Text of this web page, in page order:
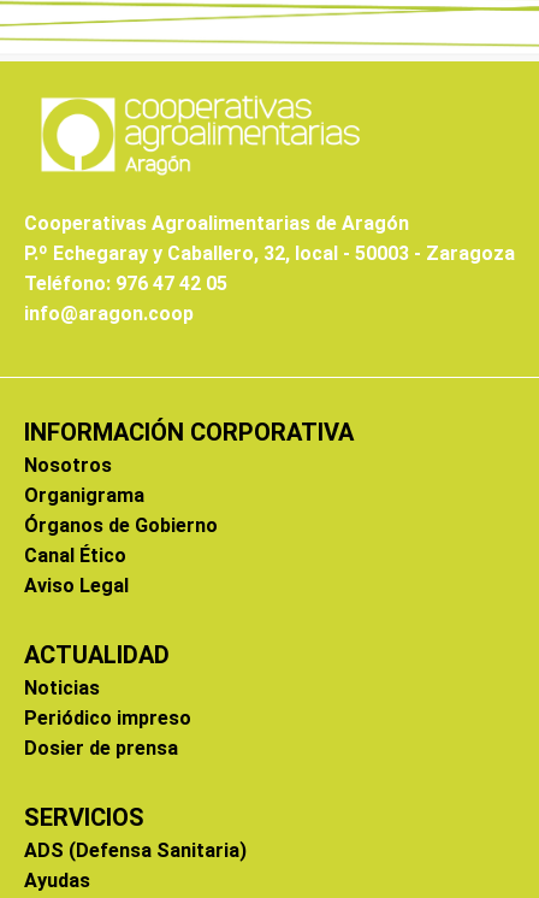
Cooperativas Agroalimentarias de Aragón
P.º Echegaray y Caballero, 32, local - 50003 - Zaragoza
Teléfono: 976 47 42 05
info@aragon.coop
INFORMACIÓN CORPORATIVA
Nosotros
Organigrama
Órganos de Gobierno
Canal Ético
Aviso Legal
ACTUALIDAD
Noticias
Periódico impreso
Dosier de prensa
SERVICIOS
ADS (Defensa Sanitaria)
Ayudas